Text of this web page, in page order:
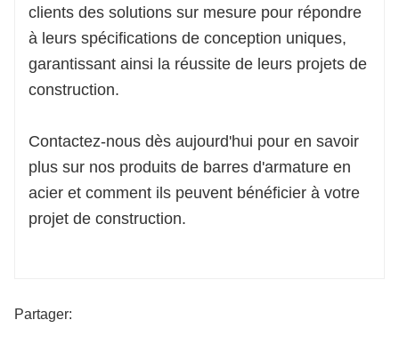
clients des solutions sur mesure pour répondre
à leurs spécifications de conception uniques,
garantissant ainsi la réussite de leurs projets de
construction.
Contactez-nous dès aujourd'hui pour en savoir
plus sur nos produits de barres d'armature en
acier et comment ils peuvent bénéficier à votre
projet de construction.
Partager: